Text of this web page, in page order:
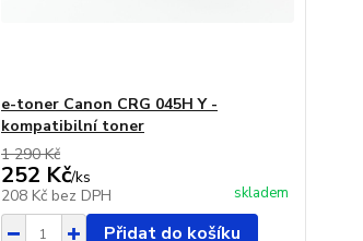
e-toner Canon CRG 045H Y -
kompatibilní toner
1 290 Kč
252 Kč/ks
208 Kč bez DPH skladem
Přidat do košíku